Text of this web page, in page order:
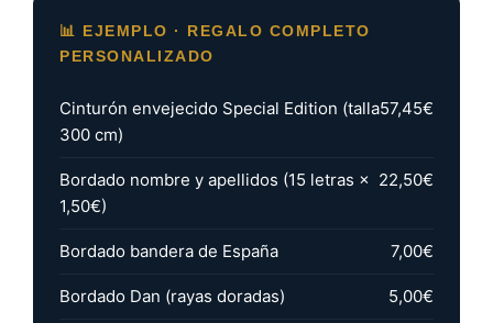
📊 EJEMPLO · REGALO COMPLETO
PERSONALIZADO
Cinturón envejecido Special Edition (talla
300 cm)
57,45€
Bordado nombre y apellidos (15 letras ×
1,50€)
22,50€
Bordado bandera de España 7,00€
Bordado Dan (rayas doradas) 5,00€